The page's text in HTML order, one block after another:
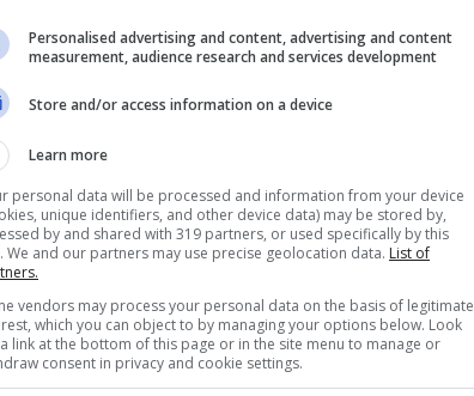
soluzione sia in termini economici
valutate le
non si pone, basterà avere una stanza
senza problemi.
Personalised advertising and content, advertising and content
measurement, audience research and services development
Store and/or access information on a device
Learn more
personal data will be processed and information from your device
unique identifiers, and other device data) may be stored by,
by and shared with 319 partners, or used specifically by this
We and our partners may use precise geolocation data. List of
vendors may process your personal data on the basis of legitimate
which you can object to by managing your options below. Look
link at the bottom of this page or in the site menu to manage or
consent in privacy and cookie settings.